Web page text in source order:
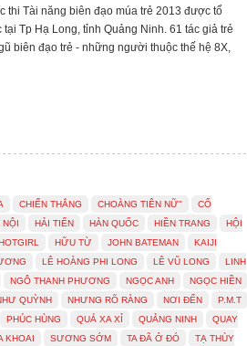
thi Tài năng biên đạo múa trẻ 2013 được tổ
Tp Hạ Long, tỉnh Quảng Ninh. 61 tác giả trẻ
biên đạo trẻ - những người thuộc thế hệ 8X,
CHIẾN THẮNG CHOÀNG TIÊN NỮ"
CỐ
NỘI HẢI TIẾN HÀN QUỐC HIỀN TRANG
HỘI
HỮU TỪ JOHN BATEMAN
KAIJI
LÊ HOÀNG PHI LONG LÊ VŨ LONG
LINH
NGÔ THANH PHƯƠNG NGỌC ANH
NGỌC HIỀN
QUỲNH NHƯNG RÕ RÀNG NƠI ĐẾN
P.M.T
PHÚC HÙNG QUÁ XA XỈ QUẢNG NINH
QUAY
KHOAI SƯƠNG SỚM TA ĐÃ Ở ĐÓ
TẠ THÙY